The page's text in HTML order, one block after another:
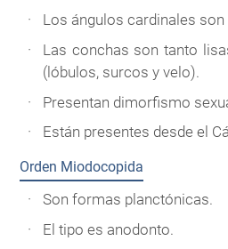
Los ángulos cardinales
Las conchas son tanto
(lóbulos, surcos y velo).
Presentan dimorfismo
Están presentes desde el
Orden Miodocopida
Son formas planctónicas.
El tipo es anodonto.